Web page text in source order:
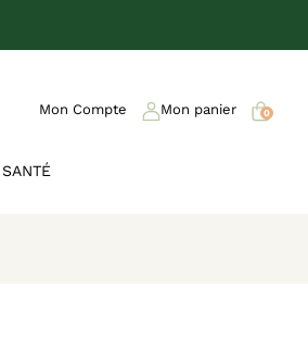
Mon Compte Mon panier 0